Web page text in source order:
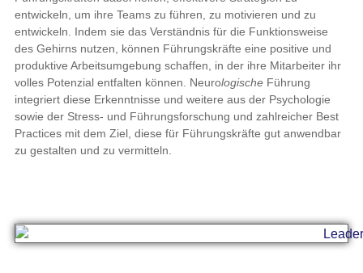
entwickeln, um ihre Teams zu führen, zu motivieren und zu
entwickeln. Indem sie das Verständnis für die Funktionsweise
des Gehirns nutzen, können Führungskräfte eine positive und
produktive Arbeitsumgebung schaffen, in der ihre Mitarbeiter ihr
volles Potenzial entfalten können. NeurologischeFührung
integriert diese Erkenntnisse und weitere aus der Psychologie
sowie der Stress- und Führungsforschung und zahlreicher Best
Practices mit dem Ziel, diese für Führungskräfte gut anwendbar
zu gestalten und zu vermitteln.